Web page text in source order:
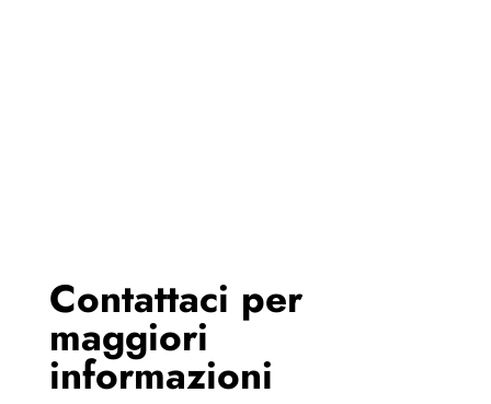
Contattaci per
maggiori
informazioni